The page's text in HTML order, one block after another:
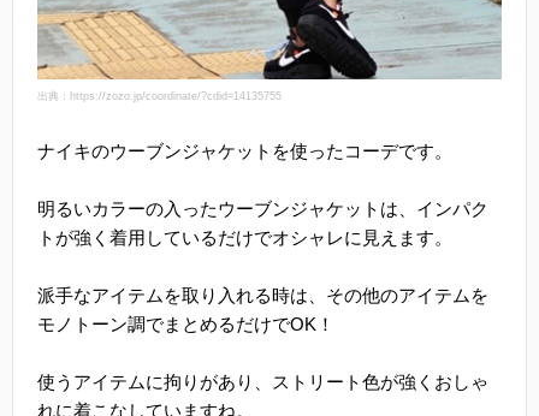
出典：https://zozo.jp/coordinate/?cdid=14135755
ナイキのウーブンジャケットを使ったコーデです。
明るいカラーの入ったウーブンジャケットは、インパク
トが強く着用しているだけでオシャレに見えます。
派手なアイテムを取り入れる時は、その他のアイテムを
モノトーン調でまとめるだけでOK！
使うアイテムに拘りがあり、ストリート色が強くおしゃ
れに着こなしていますね。